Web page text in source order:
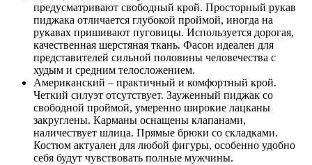
предусматривают свободный крой. Просторный рукав
пиджака отличается глубокой проймой, иногда на
рукавах пришивают пуговицы. Используется дорогая,
качественная шерстяная ткань. Фасон идеален для
представителей сильной половины человечества с
худым и средним телосложением.
Американский – практичный и комфортный крой.
Четкий силуэт отсутствует. Зауженный пиджак со
свободной проймой, умеренно широкие лацканы
закруглены. Карманы оснащены клапанами,
наличествует шлица. Прямые брюки со складками.
Костюм актуален для любой фигуры, особенно удобно
себя будут чувствовать полные мужчины.